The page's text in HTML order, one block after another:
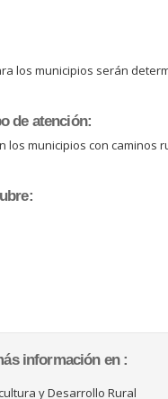
los municipios serán
de atención:
los municipios con caminos
información en :
y Desarrollo Rural